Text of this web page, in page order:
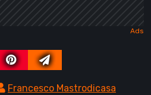
Francesco Mastrodicasa